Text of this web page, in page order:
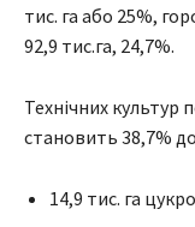
тис. га або 25%,
92,9 тис.га, 24,7%.
Технічних культур
становить 38,7%
14,9 тис. га